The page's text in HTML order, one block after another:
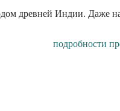
древней Индии. Даже
подробности